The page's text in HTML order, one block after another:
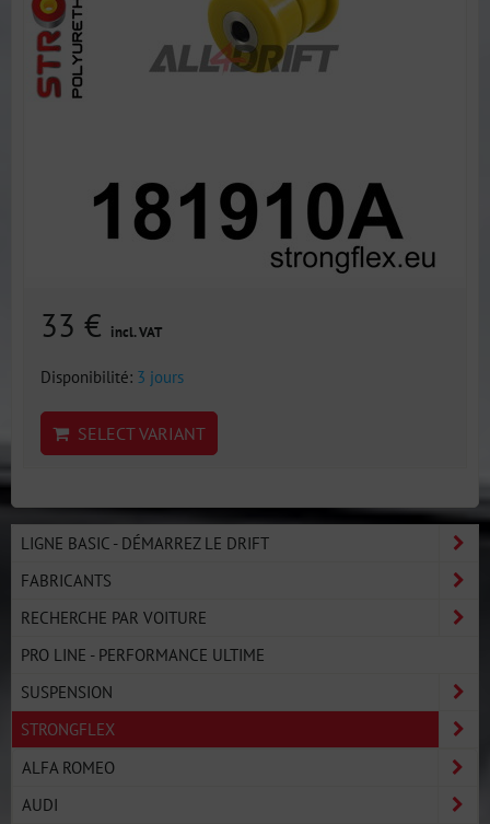
33 € incl. VAT
Disponibilité: 3 jours
SELECT VARIANT
LIGNE BASIC - DÉMARREZ LE DRIFT
FABRICANTS
RECHERCHE PAR VOITURE
PRO LINE - PERFORMANCE ULTIME
SUSPENSION
STRONGFLEX
ALFA ROMEO
AUDI